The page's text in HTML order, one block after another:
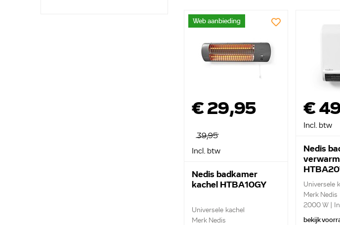
Web aanbieding
€ 29,95
39,95
Incl. btw
Nedis badkamer
kachel HTBA10GY
Universele kachel
Merk Nedis
€
Incl. btw
Nedis
Universele
Merk Nedis
2000 W |
thermosta...
bekijk